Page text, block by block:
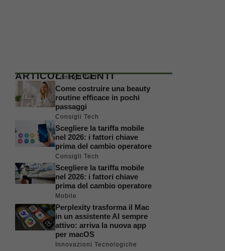
ARTICOLI RECENTI
Consigli Tech
Come costruire una beauty
routine efficace in pochi
passaggi
Consigli Tech
Scegliere la tariffa mobile
nel 2026: i fattori chiave
prima del cambio operatore
Consigli Tech
Scegliere la tariffa mobile
nel 2026: i fattori chiave
prima del cambio operatore
Mobile
Perplexity trasforma il Mac
in un assistente AI sempre
attivo: arriva la nuova app
per macOS
Innovazioni Tecnologiche